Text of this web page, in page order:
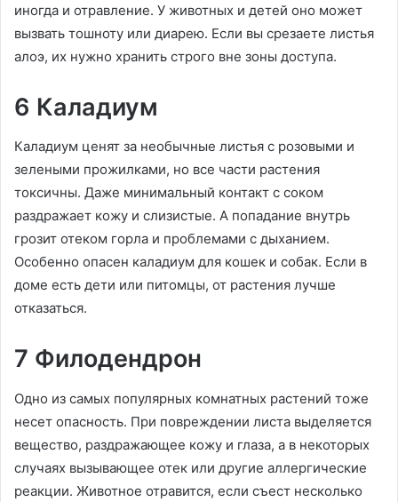
иногда и отравление. У животных и детей оно может
вызвать тошноту или диарею. Если вы срезаете листья
алоэ, их нужно хранить строго вне зоны доступа.
6 Каладиум
Каладиум ценят за необычные листья с розовыми и
зелеными прожилками, но все части растения
токсичны. Даже минимальный контакт с соком
раздражает кожу и слизистые. А попадание внутрь
грозит отеком горла и проблемами с дыханием.
Особенно опасен каладиум для кошек и собак. Если в
доме есть дети или питомцы, от растения лучше
отказаться.
7 Филодендрон
Одно из самых популярных комнатных растений тоже
несет опасность. При повреждении листа выделяется
вещество, раздражающее кожу и глаза, а в некоторых
случаях вызывающее отек или другие аллергические
реакции. Животное отравится, если съест несколько